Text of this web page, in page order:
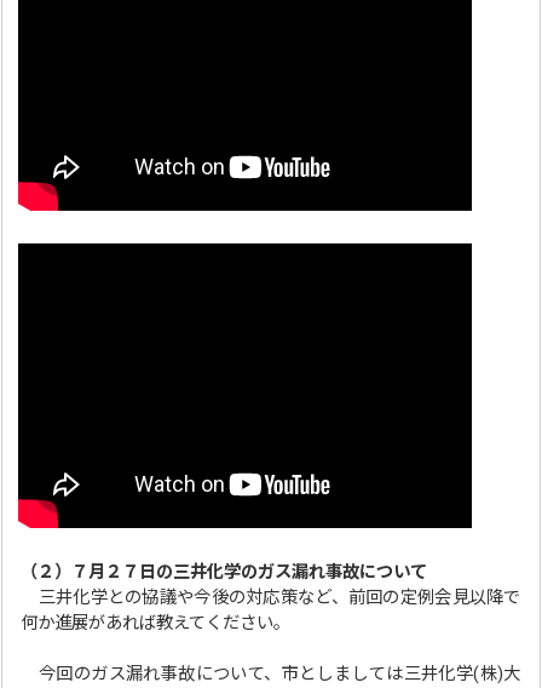
（２）７月２７日の三井化学のガス漏れ事故について
三井化学との協議や今後の対応策など、前回の定例会見以降で
何か進展があれば教えてください。
今回のガス漏れ事故について、市としましては三井化学(株)大